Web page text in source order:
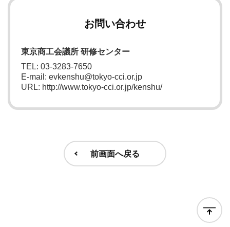
お問い合わせ
東京商工会議所 研修センター
TEL: 03-3283-7650
E-mail: evkenshu@tokyo-cci.or.jp
URL: http://www.tokyo-cci.or.jp/kenshu/
前画面へ戻る